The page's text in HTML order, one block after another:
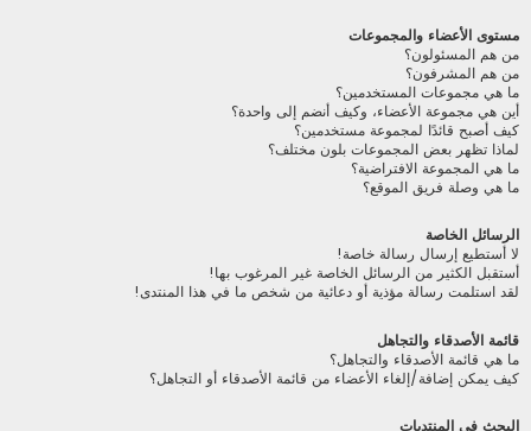
مستوى الأعضاء والمجموعات
من هم المسئولون؟
من هم المشرفون؟
ما هي مجموعات المستخدمين؟
أين هي مجموعة الأعضاء، وكيف أنضم إلى واحدة؟
كيف أصبح قائدًا لمجموعة مستخدمين؟
لماذا تظهر بعض المجموعات بلون مختلف؟
ما هي المجموعة الافتراضية؟
ما هي وصلة فريق الموقع؟
الرسائل الخاصة
لا أستطيع إرسال رسالة خاصة!
أستقبل الكثير من الرسائل الخاصة غير المرغوب بها!
لقد استلمت رسالة مؤذية أو دعائية من شخص ما في هذا المنتدى!
قائمة الأصدقاء والتجاهل
ما هي قائمة الأصدقاء والتجاهل؟
كيف يمكن إضافة/إلغاء الأعضاء من قائمة الأصدقاء أو التجاهل؟
البحث في المنتديات